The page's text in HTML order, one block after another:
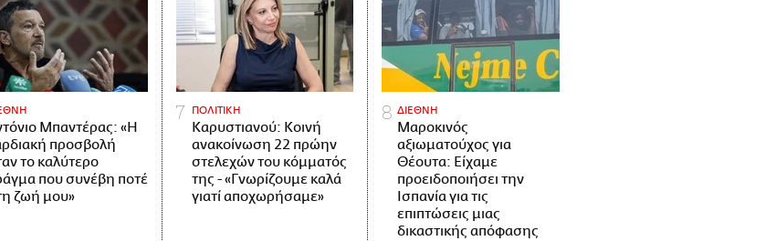
Μπαντέρας: «Η
προσβολή
το καλύτερο
που συνέβη ποτέ
ζωή μου»
ΠΟΛΙΤΙΚΗ
Καρυστιανού: Κοινή
ανακοίνωση 22 πρώην
στελεχών του κόμματός
της - «Γνωρίζουμε καλά
γιατί αποχωρήσαμε»
ΔΙΕΘΝΗ
Μαροκινός
αξιωματούχος για
Θέουτα: Είχαμε
προειδοποιήσει την
Ισπανία για τις
επιπτώσεις μιας
δικαστικής απόφασης